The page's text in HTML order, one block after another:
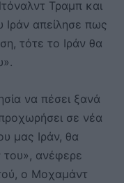
Τραμπ και
Ιράν απείλησε πως
τότε το Ιράν θα
να πέσει ξανά
σε νέα
μας Ιράν, θα
του», ανέφερε
ο Μοχαμάντ